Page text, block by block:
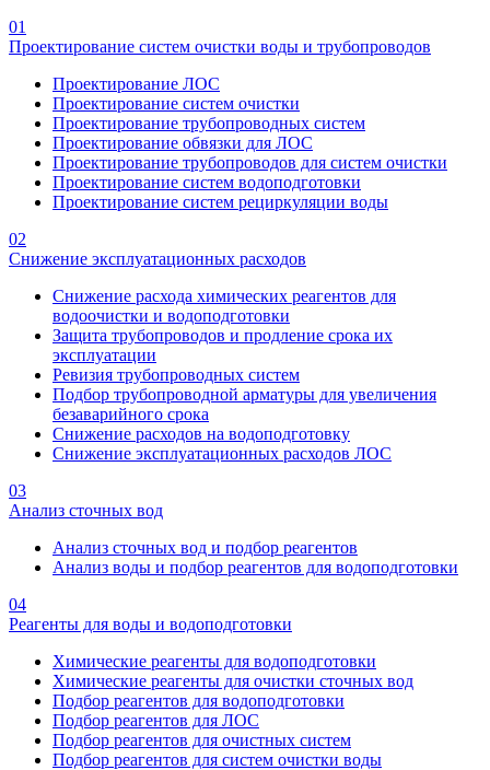
01
Проектирование систем очистки воды и трубопроводов
Проектирование ЛОС
Проектирование систем очистки
Проектирование трубопроводных систем
Проектирование обвязки для ЛОС
Проектирование трубопроводов для систем очистки
Проектирование систем водоподготовки
Проектирование систем рециркуляции воды
02
Снижение эксплуатационных расходов
Снижение расхода химических реагентов для
водоочистки и водоподготовки
Защита трубопроводов и продление срока их
эксплуатации
Ревизия трубопроводных систем
Подбор трубопроводной арматуры для увеличения
безаварийного срока
Снижение расходов на водоподготовку
Снижение эксплуатационных расходов ЛОС
03
Анализ сточных вод
Анализ сточных вод и подбор реагентов
Анализ воды и подбор реагентов для водоподготовки
04
Реагенты для воды и водоподготовки
Химические реагенты для водоподготовки
Химические реагенты для очистки сточных вод
Подбор реагентов для водоподготовки
Подбор реагентов для ЛОС
Подбор реагентов для очистных систем
Подбор реагентов для систем очистки воды